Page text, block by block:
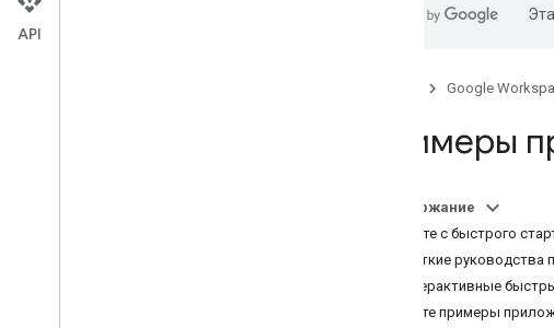
Google
Примеры
Содержание
Начните с быстрого
Краткие руководства
Интерактивные
Изучите примеры
API